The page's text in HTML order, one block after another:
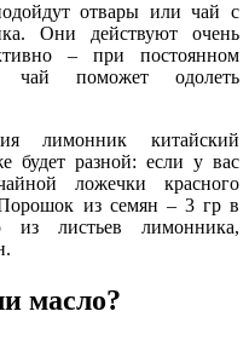
отвары или чай с
Они действуют очень
– при постоянном
чай поможет одолеть
лимонник китайский
будет разной: если у вас
ложечки красного
из семян – 3 гр в
из листьев лимонника,
масло?